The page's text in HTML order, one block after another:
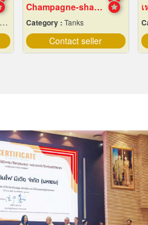
Champagne-shaped steel water tower
Category : Tanks
Contact seller